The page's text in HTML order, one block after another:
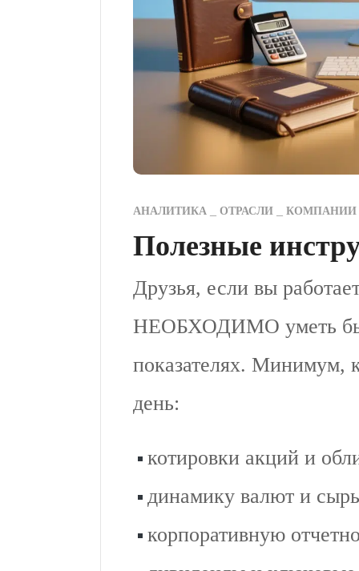
АНАЛИТИКА ОТРАСЛИ КОМПАНИИ
Полезные
Друзья, если вы
НЕОБХОДИМО уметь
показателях. Минимум,
день:
котировки акций и
динамику валют и
корпоративную